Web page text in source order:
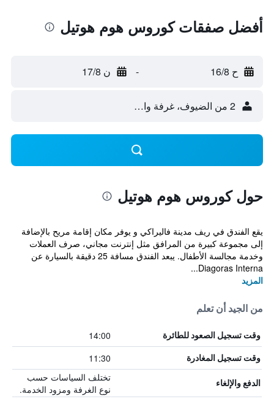
أفضل صفقات كوروس هوم هوتيل
ح 16/8 - ن 17/8
2 من الضيوف، غرفة واحدة
حول كوروس هوم هوتيل
يقع الفندق في ريف مدينة فاليراكي و يوفر مكان إقامة مريح بالإضافة
إلى مجموعة كبيرة من المرافق مثل إنترنت مجاني، صرف العملات
وخدمة مجالسة الأطفال. يبعد الفندق مسافة 25 دقيقة بالسيارة عن
Diagoras Interna...
المزيد
من الجيد أن تعلم
وقت تسجيل الصعود للطائرة 14:00
وقت تسجيل المغادرة 11:30
الدفع والإلغاء
تختلف السياسات حسب
نوع الغرفة ومزود الخدمة.